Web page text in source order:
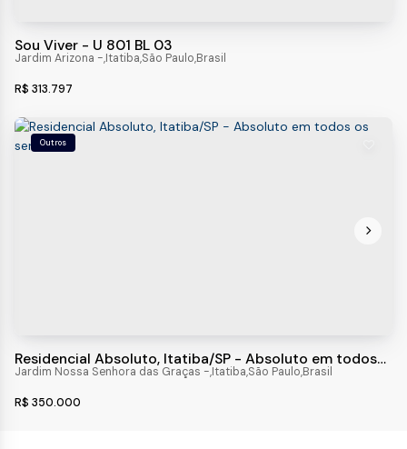
Sou Viver - U 801 BL 03
R$ 313.797
Jardim Arizona ,Itatiba,São Paulo,Brasil
Outros
Residencial Absoluto, Itatiba/SP - Absoluto em todos
os sentidos!
R$ 350.000
Jardim Nossa Senhora das Graças ,Itatiba,São Paulo,Brasil